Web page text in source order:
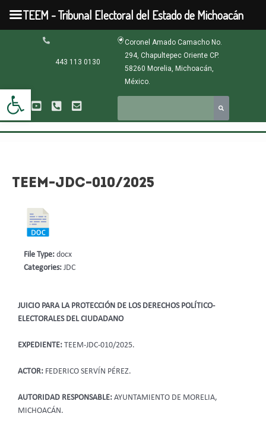
Abrir barra de herramientas
contenido
443 113 0130
Coronel Amado Camacho No.
294, Chapultepec Oriente CP.
58260 Morelia, Michoacán,
México.
TEEM-JDC-010/2025
JUICIO PARA LA PROTECCIÓN DE LOS DERECHOS POLÍTICO-
ELECTORALES DEL CIUDADANO
EXPEDIENTE: TEEM-JDC-010/2025.
ACTOR: FEDERICO SERVÍN PÉREZ.
AUTORIDAD RESPONSABLE: AYUNTAMIENTO DE MORELIA,
MICHOACÁN.
File Type: docx
Categories: JDC
TEEM - Tribunal Electoral del Estado de Michoacán